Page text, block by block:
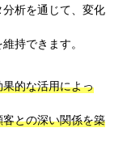
析を通じて、変化
持できます。
的な活用によっ
との深い関係を築